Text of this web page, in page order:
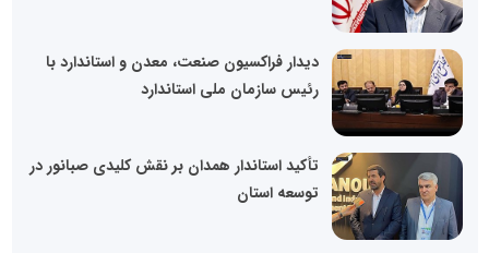
دیدار فراکسیون صنعت، معدن و استاندارد با
رئیس سازمان ملی استاندارد
تأکید استاندار همدان بر نقش کلیدی صبانور در
توسعه استان